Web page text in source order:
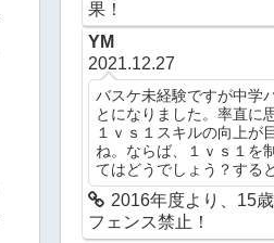
果！
YM
2021.12.27
バスケ未経験ですが中学
とになりました。率直に
１ｖｓ１スキルの向上が
ね。ならば、１ｖｓ１を
てはどうでしょう？する
2016年度より、15
フェンス禁止！